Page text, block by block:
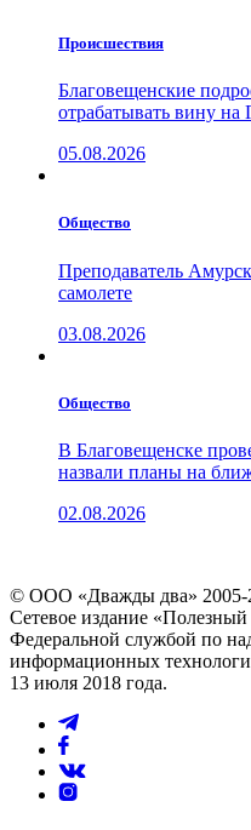
Проиcшествия
Благовещенские
отрабатывать вину
05.08.2026
Общество
Преподаватель
самолете
03.08.2026
Общество
В Благовещенске
назвали планы на
02.08.2026
© ООО «Дважды два» 2005-
Сетевое издание «Полезный
Федеральной службой по
информационных
13 июля 2018 года.